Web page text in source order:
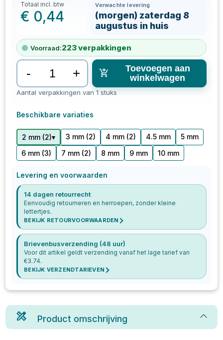
Totaal incl. btw
€ 0,44
Verwachte levering
(morgen) zaterdag 8
augustus in huis
Voorraad:223verpakkingen
- +
Toevoegen aan
winkelwagen
Aantal verpakkingen van 1 stuks
Beschikbare variaties
2 mm (2)▾ 3 mm (2) 4 mm (2) 4.5 mm
5 mm
6 mm (3) 7 mm (2) 8 mm 9 mm 10 mm
Levering en voorwaarden
14 dagen retourrecht
Eenvoudig retourneren en herroepen, zonder kleine
lettertjes.
BEKIJK RETOURVOORWAARDEN
Brievenbusverzending (48 uur)
Voor dit artikel geldt verzending vanaf het lage tarief van
€3.74.
BEKIJK VERZENDTARIEVEN
Product omschrijving